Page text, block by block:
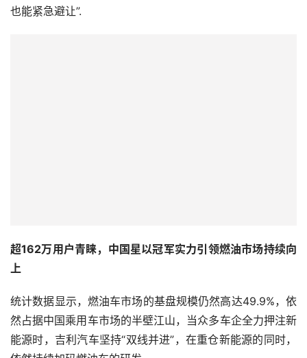
也能紧急避让”.
超162万用户青睐，中国星以冠军实力引领燃油市场持续向
上
统计数据显示，燃油车市场的基盘规模仍然高达49.9%，依
然占据中国乘用车市场的半壁江山，当众多车企全力押注新
能源时，吉利汽车坚持“双线并进”，在重仓新能源的同时，